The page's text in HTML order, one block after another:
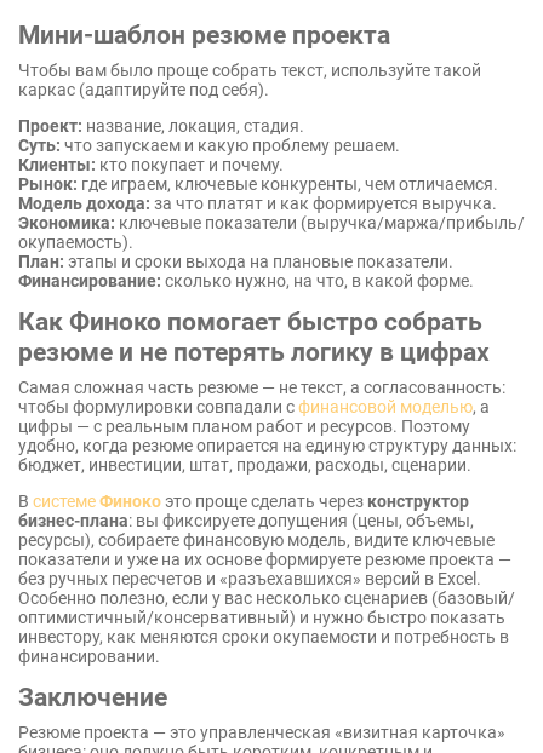
Мини-шаблон резюме проекта
Чтобы вам было проще собрать текст, используйте такой
каркас (адаптируйте под себя).
Проект: название, локация, стадия.
Суть: что запускаем и какую проблему решаем.
Клиенты: кто покупает и почему.
Рынок: где играем, ключевые конкуренты, чем отличаемся.
Модель дохода: за что платят и как формируется выручка.
Экономика: ключевые показатели (выручка/маржа/прибыль/
окупаемость).
План: этапы и сроки выхода на плановые показатели.
Финансирование: сколько нужно, на что, в какой форме.
Как Финоко помогает быстро собрать
резюме и не потерять логику в цифрах
Самая сложная часть резюме — не текст, а согласованность:
чтобы формулировки совпадали сфинансовой моделью, а
цифры — с реальным планом работ и ресурсов. Поэтому
удобно, когда резюме опирается на единую структуру данных:
бюджет, инвестиции, штат, продажи, расходы, сценарии.
В системеФинокоэто проще сделать через конструктор
бизнес-плана: вы фиксируете допущения (цены, объемы,
ресурсы), собираете финансовую модель, видите ключевые
показатели и уже на их основе формируете резюме проекта —
без ручных пересчетов и «разъехавшихся» версий в Excel.
Особенно полезно, если у вас несколько сценариев (базовый/
оптимистичный/консервативный) и нужно быстро показать
инвестору, как меняются сроки окупаемости и потребность в
финансировании.
Заключение
Резюме проекта — это управленческая «визитная карточка»